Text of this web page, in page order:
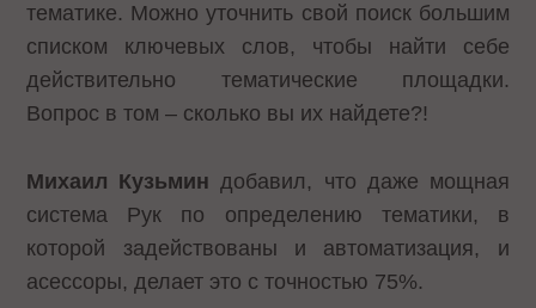
тематике. Можно уточнить свой поиск большим
списком ключевых слов, чтобы найти себе
действительно тематические площадки.
Вопрос в том – сколько вы их найдете?!
Михаил Кузьмин добавил, что даже мощная
система Рук по определению тематики, в
которой задействованы и автоматизация, и
асессоры, делает это с точностью 75%.